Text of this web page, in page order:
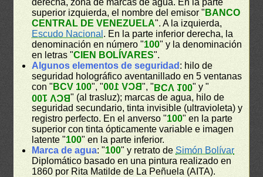
superior izquierda, el nombre del emisor " BANCO
CENTRAL DE VENEZUELA". A la izquierda,
Escudo Nacional . En la parte inferior derecha, la
denominación en número "100" y la denominación
en letras "CIEN BOLÍVARES".
Algunos elementos de seguridad : hilo de
seguridad holográfico aventanillado en 5 ventanas
con " BCV 100", "BCV 100", "BCV 100" y "
BCV 100" (al trasluz); marcas de agua, hilo de
seguridad secundario, tinta invisible (ultravioleta) y
registro perfecto. En el anverso "100" en la parte
superior con tinta ópticamente variable e imagen
latente "100" en la parte inferior.
Marca de agua: "100" y retrato deSimón Bolívar
Diplomático basado en una pintura realizado en
1860 por Rita Matilde de La Peñuela (AITA).